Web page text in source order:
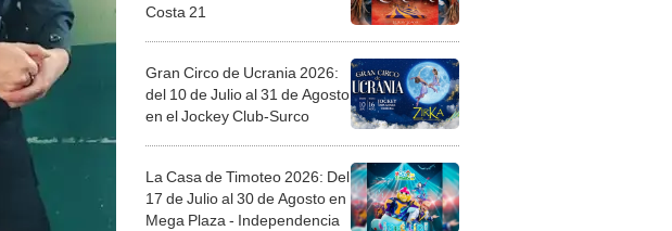
Costa 21
Gran Circo de Ucrania 2026:
del 10 de Julio al 31 de Agosto
en el Jockey Club-Surco
La Casa de Timoteo 2026: Del
17 de Julio al 30 de Agosto en
Mega Plaza - Independencia